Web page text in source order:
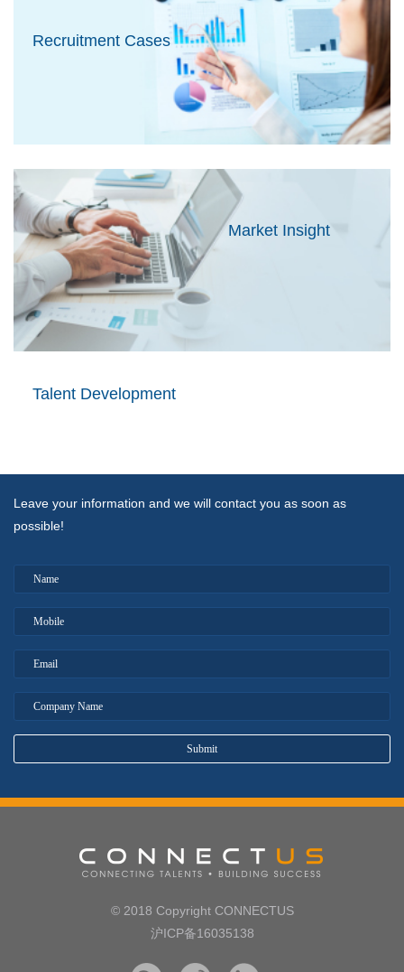
Recruitment Cases
Market Insight
Talent Development
Leave your information and we will contact you as soon as
possible!
© 2018 Copyright CONNECTUS
沪ICP备16035138